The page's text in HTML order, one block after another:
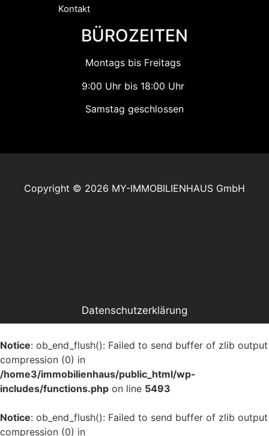
Kontakt
BÜROZEITEN
Montags bis Freitags
9:00 Uhr bis 18:00 Uhr
Samstag geschlossen
Copyright © 2026 MY-IMMOBILIENHAUS GmbH
Datenschutzerklärung
Notice: ob_end_flush(): Failed to send buffer of zlib output
compression (0) in
/home3/immobilienhaus/public_html/wp-
includes/functions.php on line 5493
Notice: ob_end_flush(): Failed to send buffer of zlib output
compression (0) in